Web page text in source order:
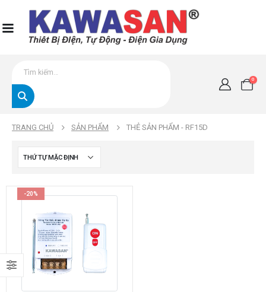
0
TRANG CHỦ SẢN PHẨM THẺ SẢN PHẨM - RF15D
-20%